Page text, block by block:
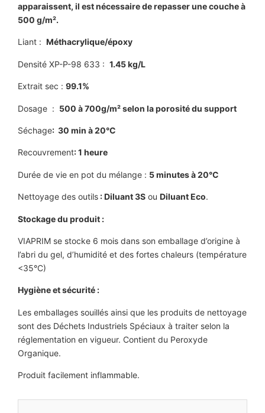
apparaissent, il est nécessaire de repasser une couche à
500 g/m².
Liant : Méthacrylique/époxy
Densité XP-P-98 633 : 1.45 kg/L
Extrait sec : 99.1%
Dosage : 500 à 700g/m² selon la porosité du support
Séchage: 30 min à 20°C
Recouvrement: 1 heure
Durée de vie en pot du mélange : 5 minutes à 20°C
Nettoyage des outils : Diluant 3S ou Diluant Eco.
Stockage du produit :
VIAPRIM se stocke 6 mois dans son emballage d’origine à
l’abri du gel, d’humidité et des fortes chaleurs (température
<35°C)
Hygiène et sécurité :
Les emballages souillés ainsi que les produits de nettoyage
sont des Déchets Industriels Spéciaux à traiter selon la
réglementation en vigueur. Contient du Peroxyde
Organique.
Produit facilement inflammable.